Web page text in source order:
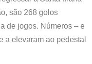
são 268 golos
de jogos. Números – e
a elevaram ao pedestal